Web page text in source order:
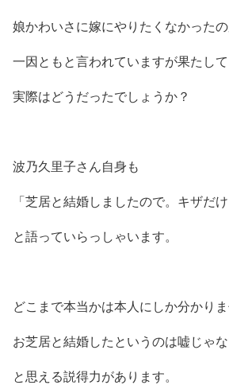
娘かわいさに嫁にやりたくなかった
一因ともと言われていますが果たして
実際はどうだったでしょうか？
波乃久里子さん自身も
「芝居と結婚しましたので。キザだけ
と語っていらっしゃいます。
どこまで本当かは本人にしか分かりま
お芝居と結婚したというのは嘘じゃな
と思える説得力があります。